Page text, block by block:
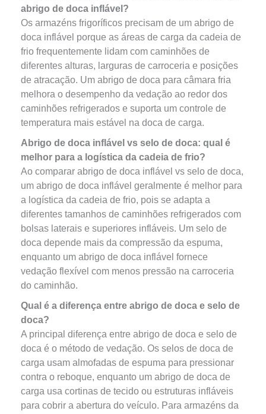
abrigo de doca inflável?
Os armazéns frigoríficos precisam de um abrigo de
doca inflável porque as áreas de carga da cadeia de
frio frequentemente lidam com caminhões de
diferentes alturas, larguras de carroceria e posições
de atracação. Um abrigo de doca para câmara fria
melhora o desempenho da vedação ao redor dos
caminhões refrigerados e suporta um controle de
temperatura mais estável na doca de carga.
Abrigo de doca inflável vs selo de doca: qual é
melhor para a logística da cadeia de frio?
Ao comparar abrigo de doca inflável vs selo de doca,
um abrigo de doca inflável geralmente é melhor para
a logística da cadeia de frio, pois se adapta a
diferentes tamanhos de caminhões refrigerados com
bolsas laterais e superiores infláveis. Um selo de
doca depende mais da compressão da espuma,
enquanto um abrigo de doca inflável fornece
vedação flexível com menos pressão na carroceria
do caminhão.
Qual é a diferença entre abrigo de doca e selo de
doca?
A principal diferença entre abrigo de doca e selo de
doca é o método de vedação. Os selos de doca de
carga usam almofadas de espuma para pressionar
contra o reboque, enquanto um abrigo de doca de
carga usa cortinas de tecido ou estruturas infláveis
para cobrir a abertura do veículo. Para armazéns da